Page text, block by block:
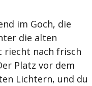
im Goch, die
die alten
riecht nach frisch
Platz vor dem
Lichtern, und du